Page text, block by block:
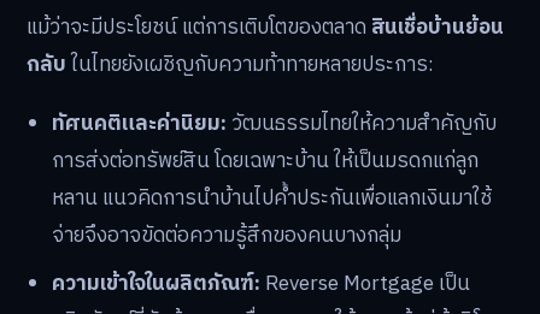
แม้ว่าจะมีประโยชน์ แต่การเติบโตของตลาด สินเชื่อบ้านย้อน
กลับในไทยยังเผชิญกับความท้าทายหลายประการ:
ทัศนคติและค่านิยม: วัฒนธรรมไทยให้ความสำคัญกับ
การส่งต่อทรัพย์สิน โดยเฉพาะบ้าน ให้เป็นมรดกแก่ลูก
หลาน แนวคิดการนำบ้านไปค้ำประกันเพื่อแลกเงินมาใช้
จ่ายจึงอาจขัดต่อความรู้สึกของคนบางกลุ่ม
ความเข้าใจในผลิตภัณฑ์: Reverse Mortgage เป็น